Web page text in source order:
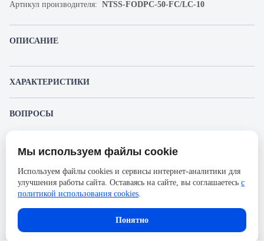
Артикул производителя: NTSS-FODPC-50-FC/LC-10
ОПИСАНИЕ
ХАРАКТЕРИСТИКИ
Производитель
Оболочка
PVC
Длина, м
Тип волокон
OM2 50/125
Разъемы оптического патч-
Duplex LC/FC
ВОПРОСЫ
Пожалуйста, авторизуйтесь, чтобы иметь
возможность оставлять вопросы.
Представленные изображения и характеристики могут отличаться от реального
без предварительного уведомления. Компания АйДистрибьют не несёт
ответственности в случае не соответствия текущей модели товаров фотографиям,
размещённым в карточке товара.
Мы используем файлы cookie
Используем файлы cookies и сервисы интернет-аналитики для
улучшения работы сайта. Оставаясь на сайте, вы соглашаетесь с
политикой использования cookies.
Понятно